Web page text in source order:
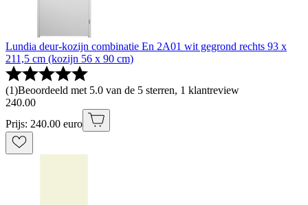
Lundia deur-kozijn combinatie En 2A01 wit gegrond rechts 93 x
211,5 cm (kozijn 56 x 90 cm)
(1)Beoordeeld met 5.0 van de 5 sterren, 1 klantreview
240.00
Prijs: 240.00 euro